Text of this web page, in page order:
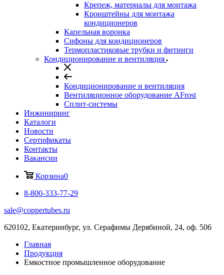
Крепеж, материалы для монтажа
Кронштейны для монтажа
кондиционеров
Капельная воронка
Сифоны для кондиционеров
Термопластиковые трубки и фитинги
Кондиционирование и вентиляция
Кондиционирование и вентиляция
Вентиляционное оборудование AFrost
Сплит-системы
Инжиниринг
Каталоги
Новости
Сертификаты
Контакты
Вакансии
Корзина0
8-800-333-77-29
sale@coppertubes.ru
620102, Екатеринбург, ул. Серафимы Дерябиной, 24, оф. 506
Главная
Продукция
Емкостное промышленное оборудование